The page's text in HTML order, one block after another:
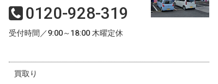
0120-928-319
受付時間／9:00～18:00 木曜定休
買取り